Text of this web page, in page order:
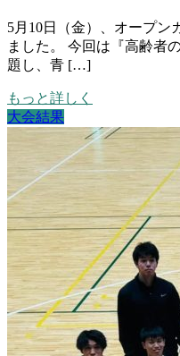
5月10日（金）、オープン
ました。 今回は『高齢者
題し、青 […]
もっと詳しく
大会結果